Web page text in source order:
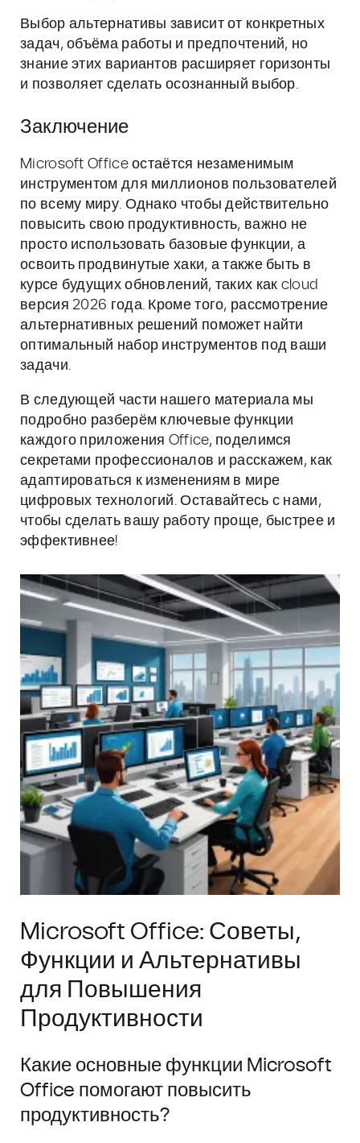
Выбор альтернативы зависит от конкретных
задач, объёма работы и предпочтений, но
знание этих вариантов расширяет горизонты
и позволяет сделать осознанный выбор.
Заключение
Microsoft Office остаётся незаменимым
инструментом для миллионов пользователей
по всему миру. Однако чтобы действительно
повысить свою продуктивность, важно не
просто использовать базовые функции, а
освоить продвинутые хаки, а также быть в
курсе будущих обновлений, таких как cloud
версия 2026 года. Кроме того, рассмотрение
альтернативных решений поможет найти
оптимальный набор инструментов под ваши
задачи.
В следующей части нашего материала мы
подробно разберём ключевые функции
каждого приложения Office, поделимся
секретами профессионалов и расскажем, как
адаптироваться к изменениям в мире
цифровых технологий. Оставайтесь с нами,
чтобы сделать вашу работу проще, быстрее и
эффективнее!
Microsoft Office: Советы,
Функции и Альтернативы
для Повышения
Продуктивности
Какие основные функции Microsoft
Office помогают повысить
продуктивность?